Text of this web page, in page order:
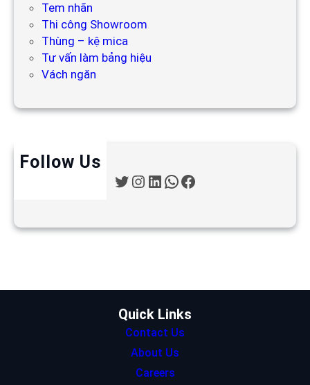
Tem nhãn
Thi công Showroom
Thùng – kệ mica
Tư vấn làm bảng hiệu
Vách ngăn
Follow Us
T
t
I
t
a
L
k
n
W
t
p
F
e
k
Quick Links
Contact Us
About Us
Careers